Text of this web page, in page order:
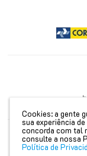
Cookies: a gente
sua experiência
concorda com tal
consulte a nossa
Política de
PETRUS COMERCIO
Ronat Walter Sodre,